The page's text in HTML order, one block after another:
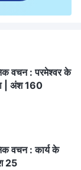
वचन : परमेश्वर के
| अंश 160
वचन : कार्य के
25